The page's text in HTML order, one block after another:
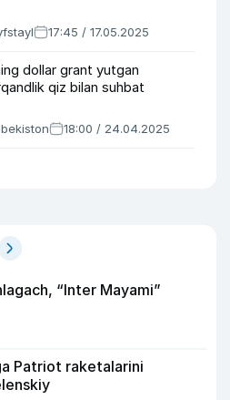
17:45 / 17.05.2025
dollar grant yutgan
qiz bilan suhbat
18:00 / 24.04.2025
“Inter Mayami”
Patriot raketalarini